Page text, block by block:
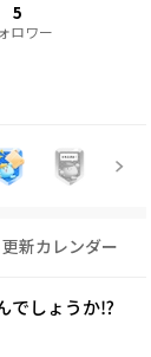
5
ロワー
更新カレンダー
でしょうか⁉